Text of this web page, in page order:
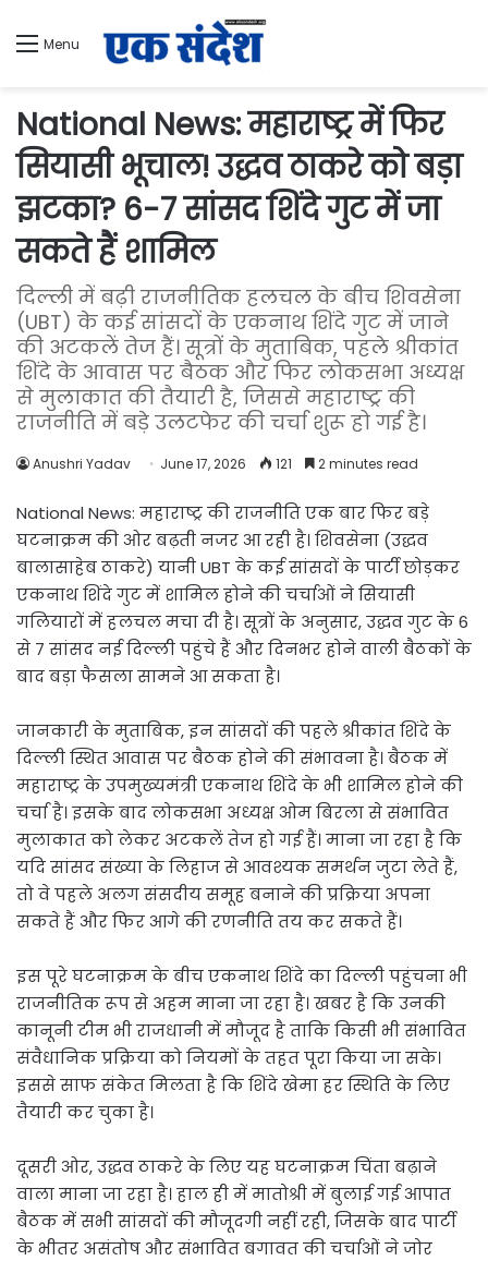
Menu
National News: महाराष्ट्र में फिर
सियासी भूचाल! उद्धव ठाकरे को बड़ा
झटका? 6-7 सांसद शिंदे गुट में जा
सकते हैं शामिल
दिल्ली में बढ़ी राजनीतिक हलचल के बीच शिवसेना
(UBT) के कई सांसदों के एकनाथ शिंदे गुट में जाने
की अटकलें तेज हैं। सूत्रों के मुताबिक, पहले श्रीकांत
शिंदे के आवास पर बैठक और फिर लोकसभा अध्यक्ष
से मुलाकात की तैयारी है, जिससे महाराष्ट्र की
राजनीति में बड़े उलटफेर की चर्चा शुरू हो गई है।
Anushri Yadav June 17, 2026 121 2 minutes read
National News: महाराष्ट्र की राजनीति एक बार फिर बड़े
घटनाक्रम की ओर बढ़ती नजर आ रही है। शिवसेना (उद्धव
बालासाहेब ठाकरे) यानी UBT के कई सांसदों के पार्टी छोड़कर
एकनाथ शिंदे गुट में शामिल होने की चर्चाओं ने सियासी
गलियारों में हलचल मचा दी है। सूत्रों के अनुसार, उद्धव गुट के 6
से 7 सांसद नई दिल्ली पहुंचे हैं और दिनभर होने वाली बैठकों के
बाद बड़ा फैसला सामने आ सकता है।
जानकारी के मुताबिक, इन सांसदों की पहले श्रीकांत शिंदे के
दिल्ली स्थित आवास पर बैठक होने की संभावना है। बैठक में
महाराष्ट्र के उपमुख्यमंत्री एकनाथ शिंदे के भी शामिल होने की
चर्चा है। इसके बाद लोकसभा अध्यक्ष ओम बिरला से संभावित
मुलाकात को लेकर अटकलें तेज हो गई हैं। माना जा रहा है कि
यदि सांसद संख्या के लिहाज से आवश्यक समर्थन जुटा लेते हैं,
तो वे पहले अलग संसदीय समूह बनाने की प्रक्रिया अपना
सकते हैं और फिर आगे की रणनीति तय कर सकते हैं।
इस पूरे घटनाक्रम के बीच एकनाथ शिंदे का दिल्ली पहुंचना भी
राजनीतिक रूप से अहम माना जा रहा है। खबर है कि उनकी
कानूनी टीम भी राजधानी में मौजूद है ताकि किसी भी संभावित
संवैधानिक प्रक्रिया को नियमों के तहत पूरा किया जा सके।
इससे साफ संकेत मिलता है कि शिंदे खेमा हर स्थिति के लिए
तैयारी कर चुका है।
दूसरी ओर, उद्धव ठाकरे के लिए यह घटनाक्रम चिंता बढ़ाने
वाला माना जा रहा है। हाल ही में मातोश्री में बुलाई गई आपात
बैठक में सभी सांसदों की मौजूदगी नहीं रही, जिसके बाद पार्टी
के भीतर असंतोष और संभावित बगावत की चर्चाओं ने जोर